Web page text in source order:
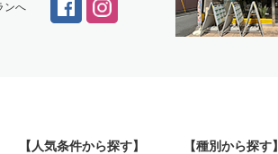
ンへ
【人気条件から探す】 【種別から探す】